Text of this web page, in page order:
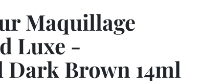
Maquillage
Luxe -
Brown 14ml